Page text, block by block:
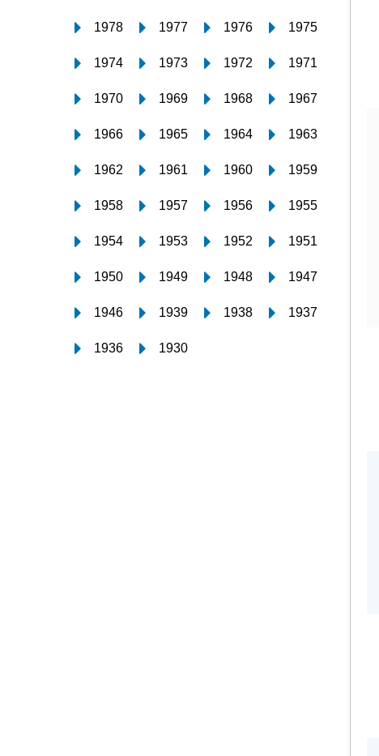
1978 1977 1976 1975
1974 1973 1972 1971
1970 1969 1968 1967
1966 1965 1964 1963
1962 1961 1960 1959
1958 1957 1956 1955
1954 1953 1952 1951
1950 1949 1948 1947
1946 1939 1938 1937
1936 1930